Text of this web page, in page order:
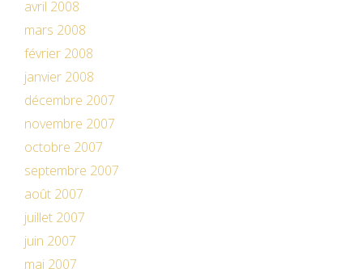
avril 2008
mars 2008
février 2008
janvier 2008
décembre 2007
novembre 2007
octobre 2007
septembre 2007
août 2007
juillet 2007
juin 2007
mai 2007